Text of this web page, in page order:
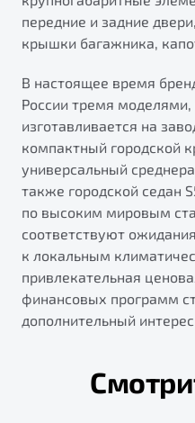
передние и задние
крышки багажника,
В настоящее время
России тремя
изготавливается на
компактный городской
универсальный
также городской седан
по высоким мировым
соответствуют
к локальным
привлекательная
финансовых программ
дополнительный